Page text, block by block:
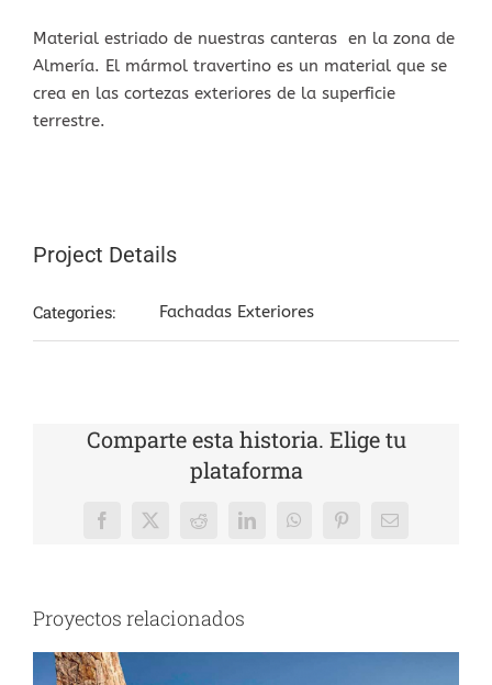
Material estriado de nuestras canteras en la zona de
Almería. El mármol travertino es un material que se
crea en las cortezas exteriores de la superficie
terrestre.
Project Details
Categories: Fachadas Exteriores
Comparte esta historia. Elige tu
plataforma
FacebookTwitterReddit LinkedInWhatsAppPinterestCorreo
Proyectos relacionados